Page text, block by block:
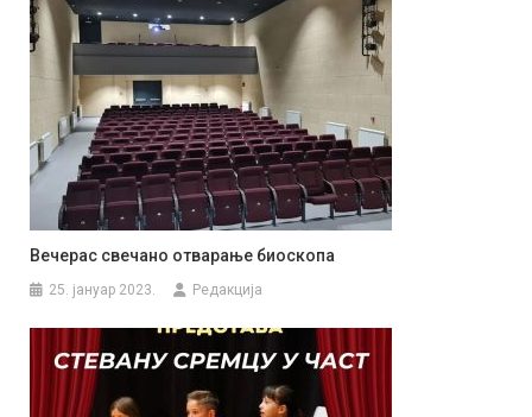
Вечерас свечано отварање биоскопа
25. јануар 2023. Редакција